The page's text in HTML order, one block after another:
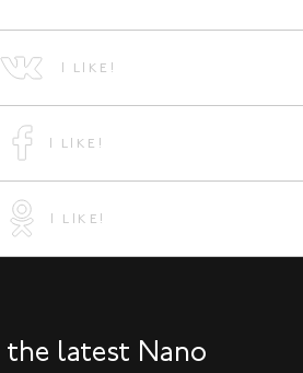
I LIKE!
I LIKE!
I LIKE!
latest Nano